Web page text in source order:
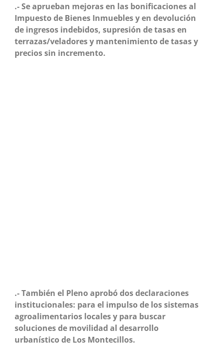
.- Se aprueban mejoras en las bonificaciones al
Impuesto de Bienes Inmuebles y en devolución
de ingresos indebidos, supresión de tasas en
terrazas/veladores y mantenimiento de tasas y
precios sin incremento.
.- También el Pleno aprobó dos declaraciones
institucionales: para el impulso de los sistemas
agroalimentarios locales y para buscar
soluciones de movilidad al desarrollo
urbanístico de Los Montecillos.